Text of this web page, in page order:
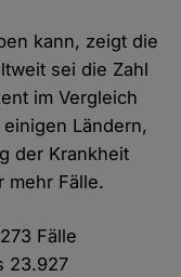
kann, zeigt die
sei die Zahl
im Vergleich
Ländern,
der Krankheit
mehr Fälle.
Fälle
23.927